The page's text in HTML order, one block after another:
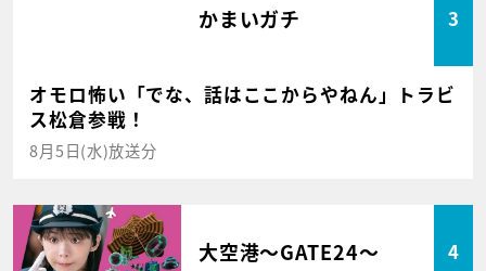
かまいガチ 3
オモロ怖い「でな、話はここからやねん」トラビ
ス松倉参戦！
8月5日(水)放送分
大空港～GATE24～ 4